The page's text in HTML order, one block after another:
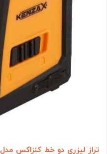
تراز لیزری دو خط کنزاکس مدل KLL-3180